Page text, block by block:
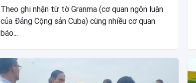
Theo ghi nhận từ tờ Granma (cơ quan ngôn luận
của Đảng Cộng sản Cuba) cùng nhiều cơ quan
báo...